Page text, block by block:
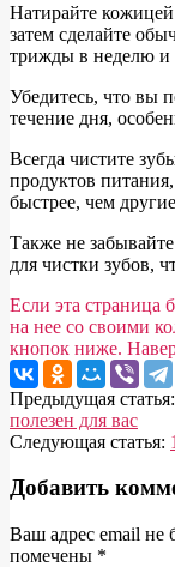
Натирайте
затем сделайте
трижды в неделю и
Убедитесь, что вы
течение дня,
Всегда чистите
продуктов
быстрее, чем
Также не
для чистки зубов,
Если эта страница
на нее со своими
кнопок ниже.
2014-
07-
06
Предыдущая статья:
полезен для вас
Следующая статья:
Добавить
Ваш адрес email не
помечены *